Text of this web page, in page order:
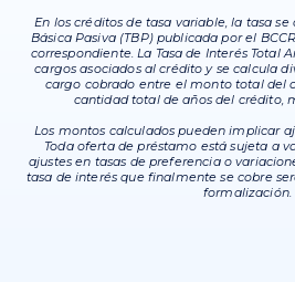
En los créditos de tasa variable, la tasa
Básica Pasiva (TBP) publicada por el
correspondiente. La Tasa de Interés Total
cargos asociados al crédito y se calcula
cargo cobrado entre el monto total del
cantidad total de años del crédito,
Los montos calculados pueden implicar
Toda oferta de préstamo está sujeta a
ajustes en tasas de preferencia o
tasa de interés que finalmente se cobre
formalización.